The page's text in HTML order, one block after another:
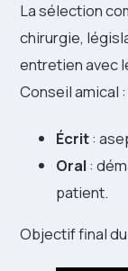
La sélection
chirurgie,
entretien avec
Conseil amical
Écrit:
Oral :
patient.
Objectif final